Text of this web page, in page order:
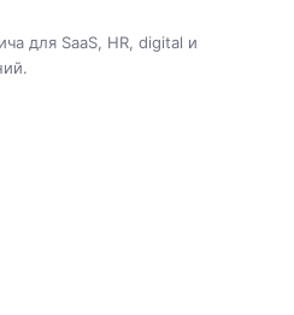
для SaaS, HR, digital и